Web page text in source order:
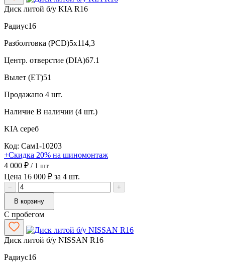
Диск литой б/у KIA R16
Радиус16
Разболтовка (PCD)5x114,3
Центр. отверстие (DIA)67.1
Вылет (ET)51
Продажапо 4 шт.
Наличие В наличии (4 шт.)
KIA сереб
Код: Сам1-10203
+Скидка 20% на шиномонтаж
4 000 ₽ / 1 шт
Цена 16 000 ₽ за 4 шт.
−
+
В корзину
С пробегом
Диск литой б/у NISSAN R16
Радиус16